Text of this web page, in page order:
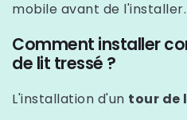
mobile avant de l'installer.
Comment installer
de lit tressé ?
L'installation d'un tour de